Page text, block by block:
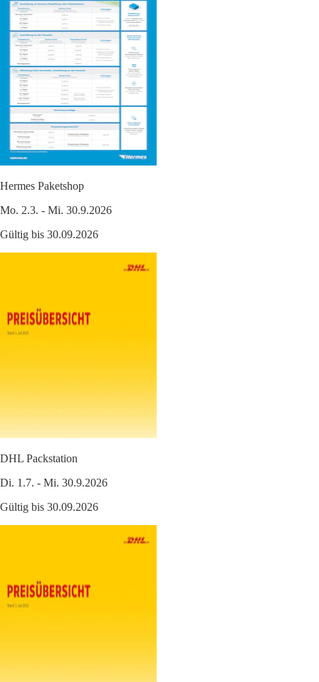
Hermes Paketshop
Mo. 2.3. - Mi. 30.9.2026
Gültig bis 30.09.2026
DHL Packstation
Di. 1.7. - Mi. 30.9.2026
Gültig bis 30.09.2026